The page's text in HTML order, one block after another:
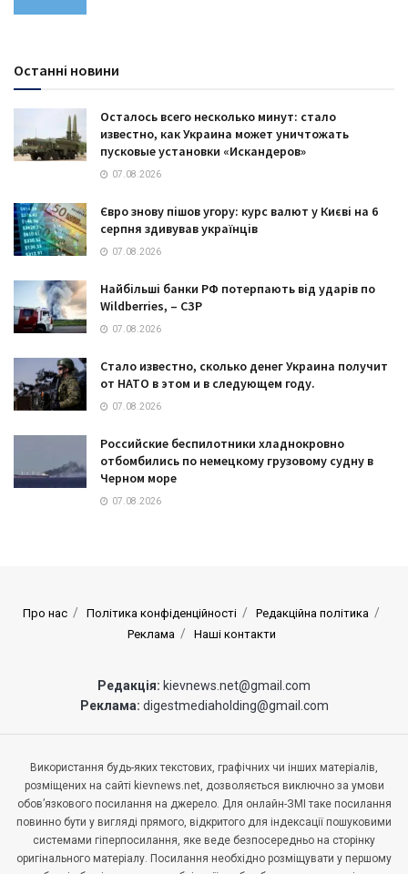
Останні новини
Осталось всего несколько минут: стало
известно, как Украина может уничтожать
пусковые установки «Искандеров»
07.08.2026
Євро знову пішов угору: курс валют у Києві на 6
серпня здивував українців
07.08.2026
Найбільші банки РФ потерпають від ударів по
Wildberries, – СЗР
07.08.2026
Стало известно, сколько денег Украина получит
от НАТО в этом и в следующем году.
07.08.2026
Российские беспилотники хладнокровно
отбомбились по немецкому грузовому судну в
Черном море
07.08.2026
Про нас Політика конфіденційності
Редакційна політика
Реклама
Наші контакти
Редакція: kievnews.net@gmail.com
Реклама: digestmediaholding@gmail.com
Використання будь-яких текстових, графічних чи інших матеріалів,
розміщених на сайті kievnews.net, дозволяється виключно за умови
обов’язкового посилання на джерело. Для онлайн-ЗМІ таке посилання
повинно бути у вигляді прямого, відкритого для індексації пошуковими
системами гіперпосилання, яке веде безпосередньо на сторінку
оригінального матеріалу. Посилання необхідно розміщувати у першому